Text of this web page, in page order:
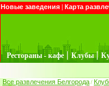
Новые заведения | Карта
Рестораны - кафе | Клубы |
Все развлечения Белгорода /